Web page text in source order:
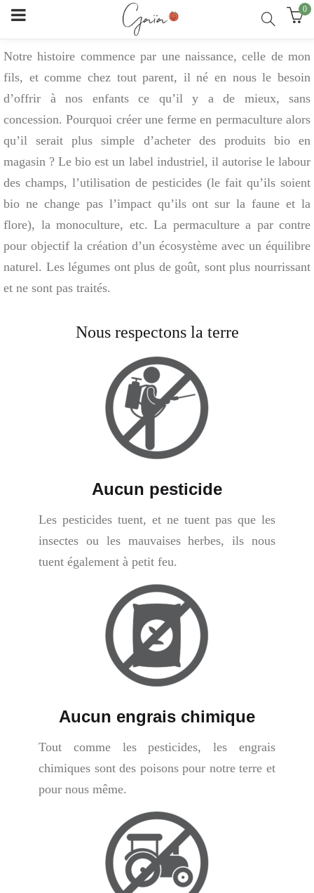
0
Notre histoire commence par une naissance, celle de mon
fils, et comme chez tout parent, il né en nous le besoin
d’offrir à nos enfants ce qu’il y a de mieux, sans
concession. Pourquoi créer une ferme en permaculture alors
qu’il serait plus simple d’acheter des produits bio en
magasin ? Le bio est un label industriel, il autorise le labour
des champs, l’utilisation de pesticides (le fait qu’ils soient
bio ne change pas l’impact qu’ils ont sur la faune et la
flore), la monoculture, etc. La permaculture a par contre
pour objectif la création d’un écosystème avec un équilibre
naturel. Les légumes ont plus de goût, sont plus nourrissant
et ne sont pas traités.
Nous respectons la terre
Aucun pesticide
Les pesticides tuent, et ne tuent pas que les
insectes ou les mauvaises herbes, ils nous
tuent également à petit feu.
Aucun engrais chimique
Tout comme les pesticides, les engrais
chimiques sont des poisons pour notre terre et
pour nous même.